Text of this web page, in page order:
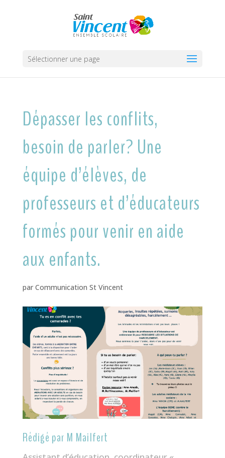
Sélectionner une page
Dépasser les conflits,
besoin de parler? Une
équipe d’élèves, de
professeurs et d’éducateurs
formés pour venir en aide
aux enfants.
par Communication St Vincent
Rédigé par M Mailfert